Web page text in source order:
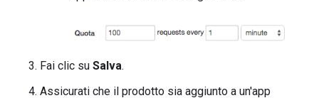
Fai clic su Salva.
Assicurati che il prodotto sia aggiunto a un'app